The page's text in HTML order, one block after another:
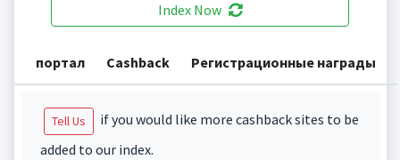
Index Now
портал Cashback Регистрационные награды
Tell Us
if you would like more cashback sites to be
added to our index.